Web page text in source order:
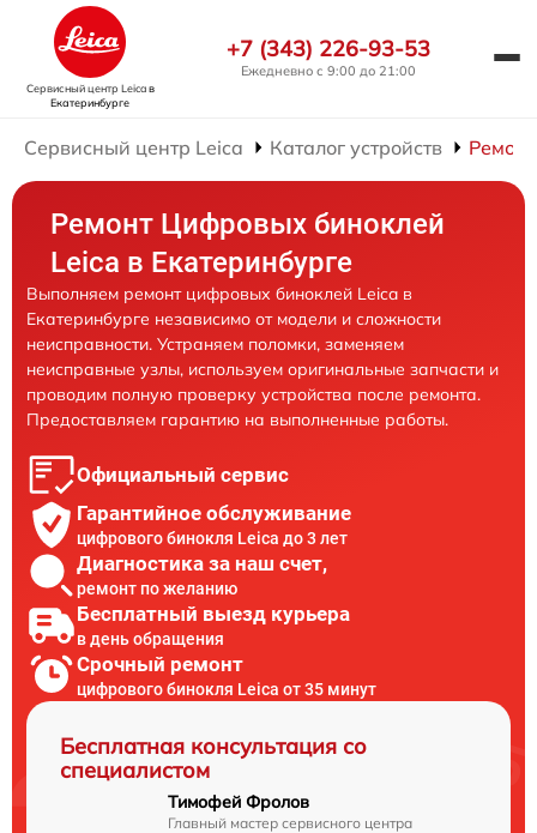
Сервисный центр Leicaв
Екатеринбурге
+7 (343) 226-93-53
Ежедневно с 9:00 до 21:00
Сервисный центр Leica Каталог устройств
Ремонт Цифровых биноклей
Leica в Екатеринбурге
Выполняем ремонт цифровых биноклей Leica в
Екатеринбурге независимо от модели и сложности
неисправности. Устраняем поломки, заменяем
неисправные узлы, используем оригинальные запчасти и
проводим полную проверку устройства после ремонта.
Предоставляем гарантию на выполненные работы.
Официальный сервис
Гарантийное обслуживание
цифрового бинокля Leica до 3 лет
Диагностика за наш счет,
ремонт по желанию
Бесплатный выезд курьера
в день обращения
Срочный ремонт
цифрового бинокля Leica от 35 минут
Бесплатная консультация со
специалистом
Тимофей Фролов
Главный мастер сервисного центра